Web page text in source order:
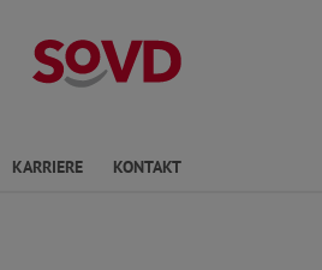
KARRIERE KONTAKT